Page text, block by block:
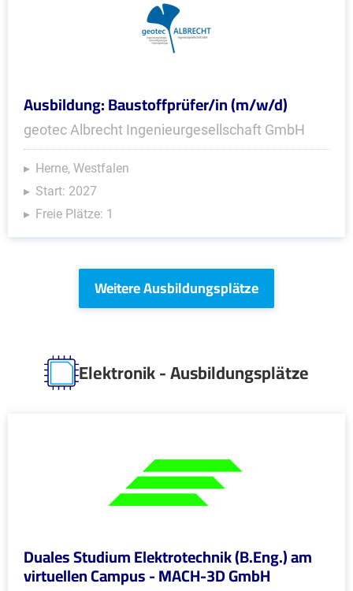
Ausbildung: Baustoffprüfer/in (m/w/d)
geotec Albrecht Ingenieurgesellschaft GmbH
Herne, Westfalen
Start: 2027
Freie Plätze: 1
Weitere Ausbildungsplätze
Elektronik - Ausbildungsplätze
Duales Studium Elektrotechnik (B.Eng.) am
virtuellen Campus - MACH-3D GmbH